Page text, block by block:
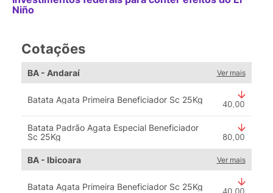
Niño
Cotações
BA - Andaraí Ver mais
Batata Agata Primeira Beneficiador Sc 25Kg
Batata Padrão Agata Especial Beneficiador
Sc 25Kg
BA - Ibicoara Ver mais
Batata Agata Primeira Beneficiador Sc 25Kg